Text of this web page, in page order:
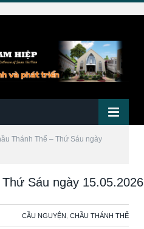
Thánh Thể – Thứ Sáu ngày
Sáu ngày 15.05.2026
CẦU NGUYỆN CHẦU THÁNH THỂ